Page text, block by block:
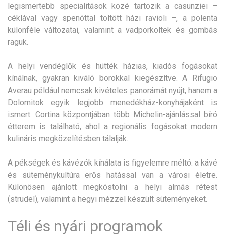
legismertebb specialitások közé tartozik a casunziei –
céklával vagy spenóttal töltött házi ravioli –, a polenta
különféle változatai, valamint a vadpörköltek és gombás
raguk.
A helyi vendéglők és hütték házias, kiadós fogásokat
kínálnak, gyakran kiváló borokkal kiegészítve. A Rifugio
Averau például nemcsak kivételes panorámát nyújt, hanem a
Dolomitok egyik legjobb menedékház-konyhájaként is
ismert. Cortina központjában több Michelin-ajánlással bíró
étterem is található, ahol a regionális fogásokat modern
kulináris megközelítésben tálalják.
A pékségek és kávézók kínálata is figyelemre méltó: a kávé
és süteménykultúra erős hatással van a városi életre.
Különösen ajánlott megkóstolni a helyi almás rétest
(strudel), valamint a hegyi mézzel készült süteményeket.
Téli és nyári programok